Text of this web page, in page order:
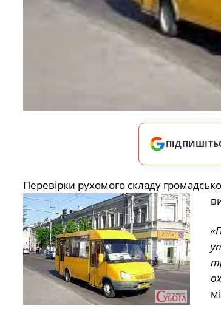
Перевірки рухомого складу